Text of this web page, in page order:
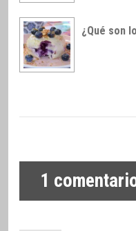
¿Qué son
1